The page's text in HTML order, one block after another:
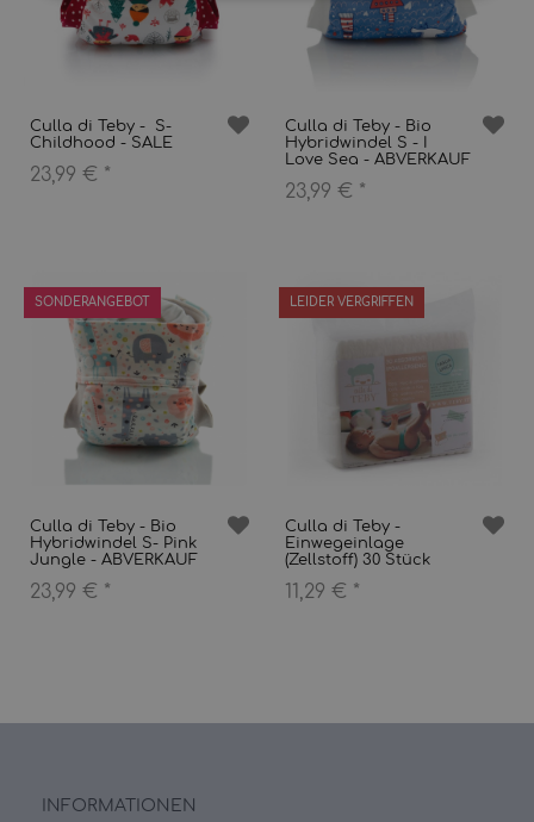
Culla di Teby - S-
Childhood - SALE
23,99 € *
Culla di Teby - Bio
Hybridwindel S - I
Love Sea - ABVERKAUF
23,99 € *
SONDERANGEBOT
Culla di Teby - Bio
Hybridwindel S- Pink
Jungle - ABVERKAUF
23,99 € *
LEIDER VERGRIFFEN
Culla di Teby -
Einwegeinlage
(Zellstoff) 30 Stück
11,29 € *
INFORMATIONEN